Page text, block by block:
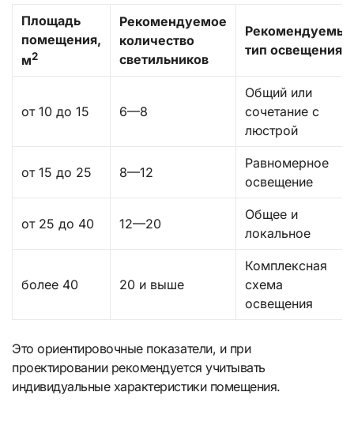
Площадь
помещения,
м2
Рекомендуемое
количество
светильников
Рекомендуемый
тип освещения
от 10 до 15 6—8
Общий или
сочетание с
люстрой
от 15 до 25 8—12
Равномерное
освещение
от 25 до 40 12—20
Общее и
локальное
более 40 20 и выше
Комплексная
схема
освещения
Это ориентировочные показатели, и при
проектировании рекомендуется учитывать
индивидуальные характеристики помещения.